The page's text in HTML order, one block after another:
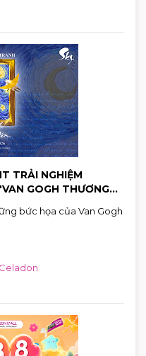
tỏa thông điệp yêu
TRẢI NGHIỆM
GOGH THƯƠNG
bức họa của Van Gogh